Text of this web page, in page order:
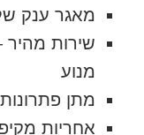
מאגר ענק
שירות מהיר
מנוע
מתן
אחריות